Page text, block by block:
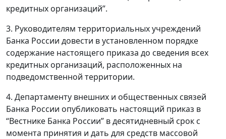
кредитных организаций”.
3. Руководителям территориальных учреждений
Банка России довести в установленном порядке
содержание настоящего приказа до сведения всех
кредитных организаций, расположенных на
подведомственной территории.
4. Департаменту внешних и общественных связей
Банка России опубликовать настоящий приказ в
“Вестнике Банка России” в десятидневный срок с
момента принятия и дать для средств массовой